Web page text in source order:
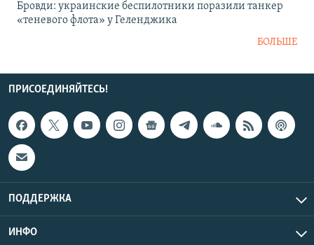
Бровди: украинские беспилотники поразили танкер
«теневого флота» у Геленджика
БОЛЬШЕ
ПРИСОЕДИНЯЙТЕСЬ!
ПОДДЕРЖКА
ИНФО